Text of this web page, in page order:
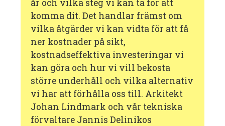
år och vilka steg vi kan ta för att
komma dit. Det handlar främst om
vilka åtgärder vi kan vidta för att få
ner kostnader på sikt,
kostnadseffektiva investeringar vi
kan göra och hur vi vill bekosta
större underhåll och vilka alternativ
vi har att förhålla oss till. Arkitekt
Johan Lindmark och vår tekniska
förvaltare Jannis Delinikos